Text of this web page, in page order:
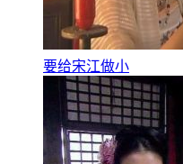
要给宋江做小